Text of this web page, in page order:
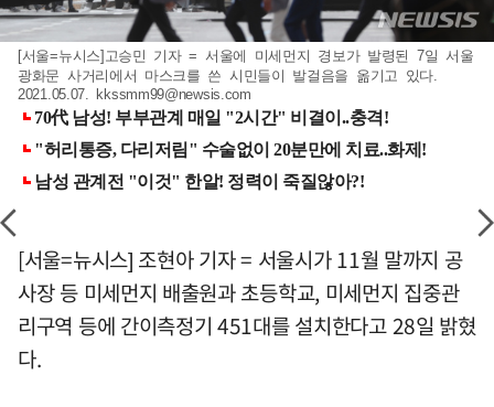
[서울=뉴시스]고승민 기자 = 서울에 미세먼지 경보가 발령된 7일 서울
광화문 사거리에서 마스크를 쓴 시민들이 발걸음을 옮기고 있다.
2021.05.07. kkssmm99@newsis.com
[서울=뉴시스] 조현아 기자 = 서울시가 11월 말까지 공
사장 등 미세먼지 배출원과 초등학교, 미세먼지 집중관
리구역 등에 간이측정기 451대를 설치한다고 28일 밝혔
다.